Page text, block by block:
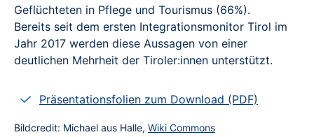
Geflüchteten in Pflege und Tourismus (66%).
Bereits seit dem ersten Integrationsmonitor Tirol im
Jahr 2017 werden diese Aussagen von einer
deutlichen Mehrheit der Tiroler:innen unterstützt.
Präsentationsfolien zum Download (PDF)
Bildcredit: Michael aus Halle, Wiki Commons